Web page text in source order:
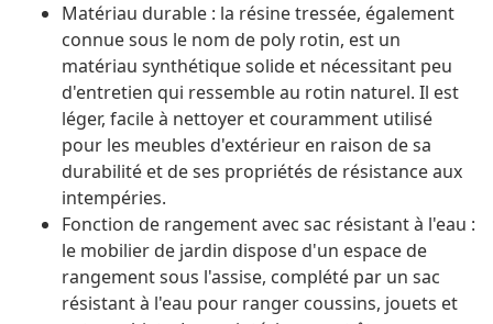
Matériau durable : la résine tressée, également
connue sous le nom de poly rotin, est un
matériau synthétique solide et nécessitant peu
d'entretien qui ressemble au rotin naturel. Il est
léger, facile à nettoyer et couramment utilisé
pour les meubles d'extérieur en raison de sa
durabilité et de ses propriétés de résistance aux
intempéries.
Fonction de rangement avec sac résistant à l'eau :
le mobilier de jardin dispose d'un espace de
rangement sous l'assise, complété par un sac
résistant à l'eau pour ranger coussins, jouets et